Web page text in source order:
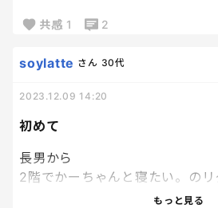
娘はただただ じーーーーーーっ
でもお兄ちゃんが大好きだから
した😚
ちょっと寝相が心配だけど、
目に見えてるので
このまま寝かそう。可愛いし
日に日にお兄ちゃん業をこなし
共感 1 2
初めて
soylatte さん 30代
2023.12.09 14:20
長男から
2階でかーちゃんと寝たい。のリ
もっと見る